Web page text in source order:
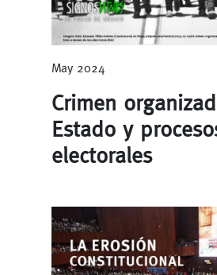
May 2024
Crimen
Estado y
electorales